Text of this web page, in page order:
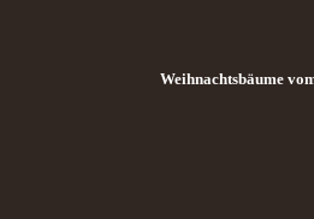
Weihnachtsbäume